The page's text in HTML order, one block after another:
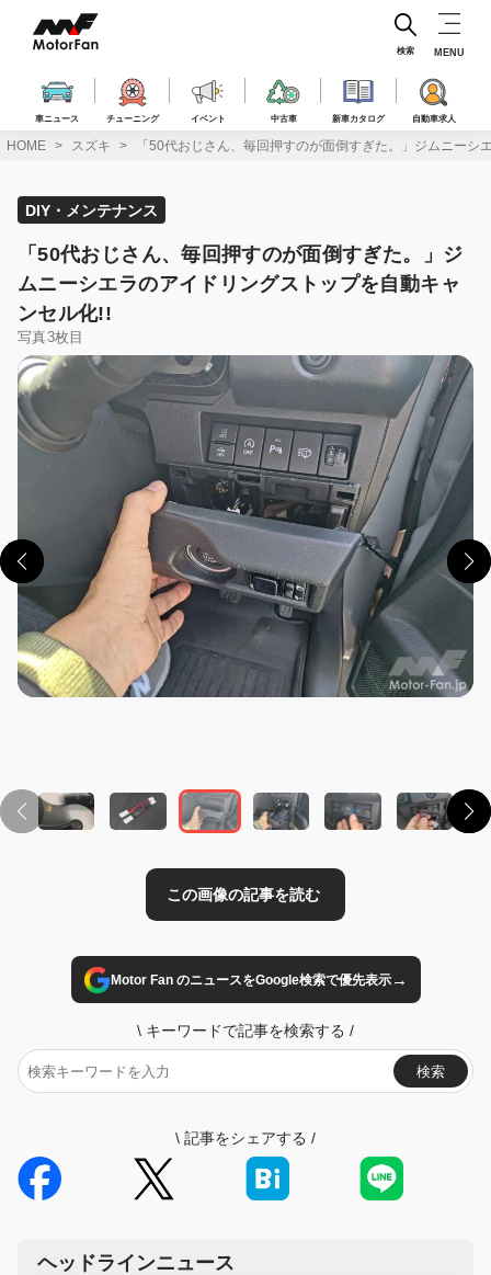
ス
車ニュース チューニング イベント 中古車 新車カタログ 自動車求人
検索 MENU
HOME スズキ 「50代おじさん、毎回押すのが面倒すぎた。」ジムニー
DIY・メンテナンス
「50代おじさん、毎回押すのが面倒すぎた。」ジ
ムニーシエラのアイドリングストップを自動キャ
ンセル化!!
写真3枚目
Motor Fan のニュースをGoogle検索で優先表示→
\ キーワードで記事を検索する /
検索
\ 記事をシェアする /
ヘッドラインニュース